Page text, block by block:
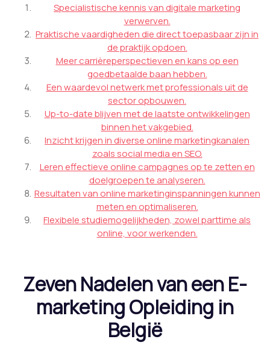
Specialistische kennis van digitale marketing
verwerven.
Praktische vaardigheden die direct toepasbaar zijn in
de praktijk opdoen.
Meer carrièreperspectieven en kans op een
goedbetaalde baan hebben.
Een waardevol netwerk met professionals uit de
sector opbouwen.
Up-to-date blijven met de laatste ontwikkelingen
binnen het vakgebied.
Inzicht krijgen in diverse online marketingkanalen
zoals social media en SEO.
Leren effectieve online campagnes op te zetten en
doelgroepen te analyseren.
Resultaten van online marketinginspanningen kunnen
meten en optimaliseren.
Flexibele studiemogelijkheden, zowel parttime als
online, voor werkenden.
Zeven Nadelen van een E-
marketing Opleiding in
België